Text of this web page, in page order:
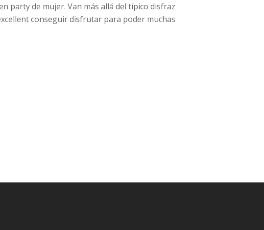
party de mujer. Van más allá del típico disfraz
conseguir disfrutar para poder muchas